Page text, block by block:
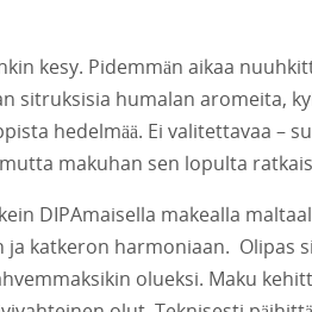
kesy. Pidemmän aikaa
sitruksisia humalan aromeita,
hedelmää. Ei valitettavaa –
makuhan sen lopulta
DIPAmaisella makealla
katkeron harmoniaan. Olipas
olueksi. Maku